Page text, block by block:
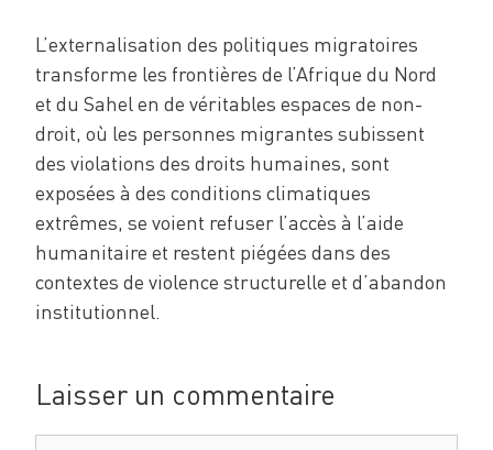
L’externalisation des politiques migratoires
transforme les frontières de l’Afrique du Nord
et du Sahel en de véritables espaces de non-
droit, où les personnes migrantes subissent
des violations des droits humaines, sont
exposées à des conditions climatiques
extrêmes, se voient refuser l’accès à l’aide
humanitaire et restent piégées dans des
contextes de violence structurelle et d’abandon
institutionnel.
Laisser un commentaire